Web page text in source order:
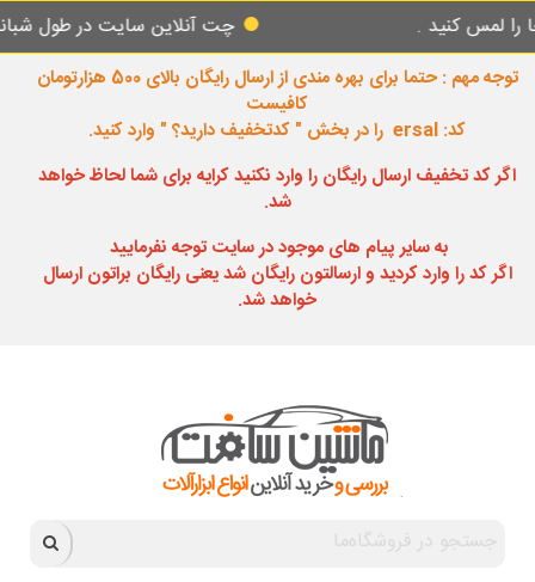
. چت آنلاین سایت در طول شبانه روز
توجه مهم : حتما برای بهره مندی از ارسال رایگان بالای 500 هزارتومان
کافیست
کد: ersal را در بخش " کدتخفیف دارید؟ " وارد کنید.
اگر کد تخفیف ارسال رایگان را وارد نکنید کرایه برای شما لحاظ خواهد
شد.
به سایر پیام های موجود در سایت توجه نفرمایید
اگر کد را وارد کردید و ارسالتون رایگان شد یعنی رایگان براتون ارسال
خواهد شد.